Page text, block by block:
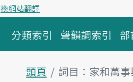
換網站翻譯
分類索引 聲韻調索引 部
頭頁 詞目：家和萬事